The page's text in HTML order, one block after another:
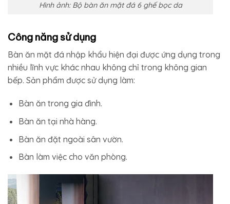
Hình ảnh: Bộ bàn ăn mặt đá 6 ghế bọc da
Công năng sử dụng
Bàn ăn mặt đá nhập khẩu hiện đại được ứng dụng trong
nhiều lĩnh vực khác nhau không chỉ trong không gian
bếp. Sản phẩm được sử dụng làm:
Bàn ăn trong gia đình.
Bàn ăn tại nhà hàng.
Bàn ăn đặt ngoài sân vườn.
Bàn làm việc cho văn phòng.